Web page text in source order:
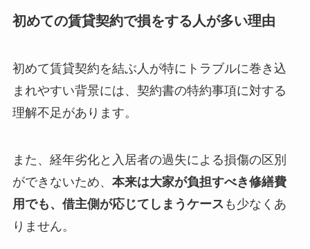
初めての賃貸契約で損をする人が多い理由
初めて賃貸契約を結ぶ人が特にトラブルに巻き込
まれやすい背景には、契約書の特約事項に対する
理解不足があります。
また、経年劣化と入居者の過失による損傷の区別
ができないため、 本来は大家が負担すべき修繕費
用でも、借主側が応じてしまうケース も少なくあ
りません。